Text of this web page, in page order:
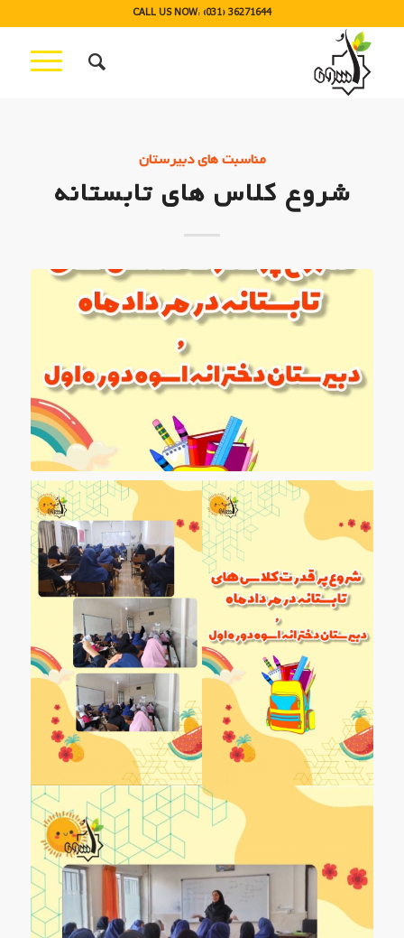
CALL US NOW: (031) 36271644
مناسبت های دبیرستان
شروع کلاس های تابستانه